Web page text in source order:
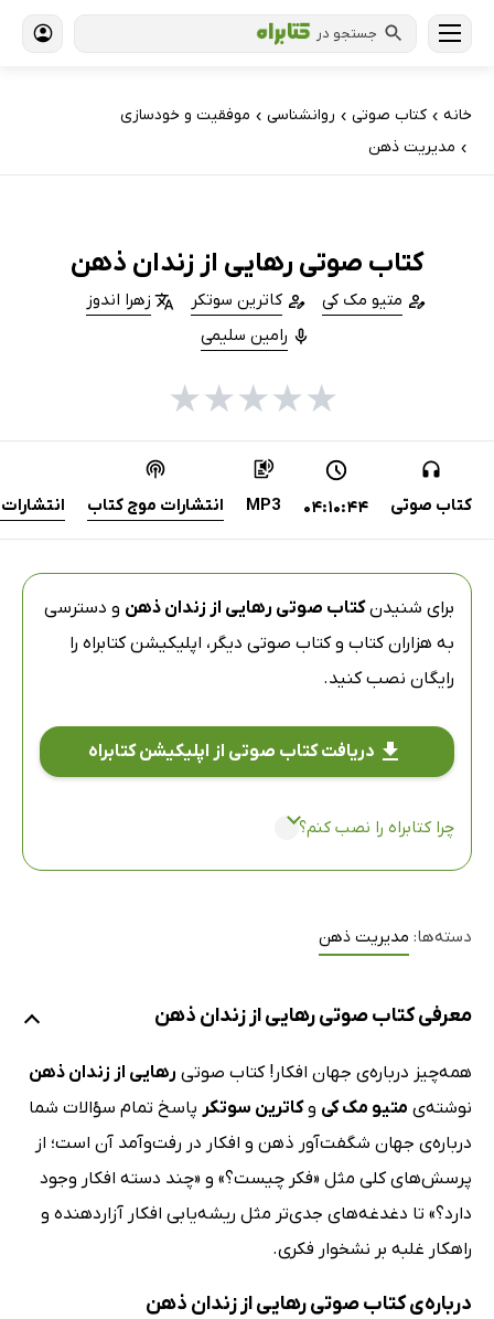
جستجو در
خانه › کتاب‌ صوتی › روانشناسی › موفقیت و خودسازی
› مدیریت ذهن
کتاب صوتی رهایی از زندان ذهن
متیو مک کی کاترین سوتکر
زهرا اندوز
رامین سلیمی
★
★
★
★
★
کتاب صوتی 04:10:44
MP3 انتشارات موج کتاب
برای شنیدنکتاب صوتی رهایی از زندان ذهن و دسترسی
به هزاران کتاب و کتاب صوتی دیگر، اپلیکیشن کتابراه را
رایگان نصب کنید.
دریافت کتاب صوتی از اپلیکیشن کتابراه
چرا کتابراه را نصب کنم؟
دسته‌ها: مدیریت ذهن
معرفی کتاب صوتی رهایی از زندان ذهن
همه‌چیز درباره‌ی جهان افکار! کتاب صوتی رهایی از زندان ذهن
نوشته‌ی متیو مک کی وکاترین سوتکر پاسخ تمام سؤالات شما
درباره‌ی جهان شگفت‌آور ذهن و افکار در رفت‌وآمد آن است؛ از
پرسش‌های کلی مثل «فکر چیست؟» و «چند دسته افکار وجود
دارد؟» تا دغدغه‌های جدی‌تر مثل ریشه‌یابی افکار آزاردهنده و
راهکار غلبه بر نشخوار فکری.
درباره‌ی کتاب صوتی رهایی از زندان ذهن